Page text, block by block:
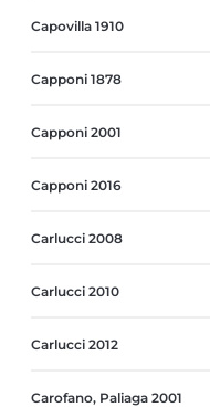
Capovilla 1910
Capponi 1878
Capponi 2001
Capponi 2016
Carlucci 2008
Carlucci 2010
Carlucci 2012
Carofano, Paliaga 2001